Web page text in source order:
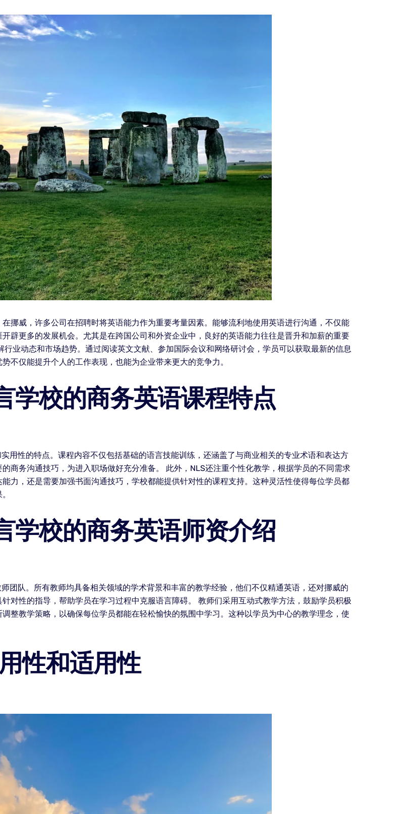
挪威，许多公司在招聘时将英语能力作为重要考量因素。能够流利地使用英语进行沟通，不仅能
辟更多的发展机会。尤其是在跨国公司和外资企业中，良好的英语能力往往是晋升和加薪的重要
业动态和市场趋势。通过阅读英文文献、参加国际会议和网络研讨会，学员可以获取最新的信息
不仅能提升个人的工作表现，也能为企业带来更大的竞争力。
学校的商务英语课程特点
用性的特点。课程内容不仅包括基础的语言技能训练，还涵盖了与商业相关的专业术语和表达方
商务沟通技巧，为进入职场做好充分准备。 此外，NLS还注重个性化教学，根据学员的不同需求
力，还是需要加强书面沟通技巧，学校都能提供针对性的课程支持。这种灵活性使得每位学员都
学校的商务英语师资介绍
团队。所有教师均具备相关领域的学术背景和丰富的教学经验，他们不仅精通英语，还对挪威的
对性的指导，帮助学员在学习过程中克服语言障碍。 教师们采用互动式教学方法，鼓励学员积极
整教学策略，以确保每位学员都能在轻松愉快的氛围中学习。这种以学员为中心的教学理念，使
性和适用性